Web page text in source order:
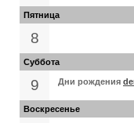
Пятница
8
Суббота
9 Дни рождения
Воскресенье